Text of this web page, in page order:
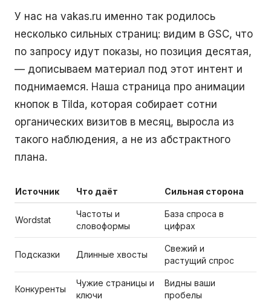
У нас на vakas.ru именно так родилось
несколько сильных страниц: видим в GSC, что
по запросу идут показы, но позиция десятая,
— дописываем материал под этот интент и
поднимаемся. Наша страница про анимации
кнопок в Tilda, которая собирает сотни
органических визитов в месяц, выросла из
такого наблюдения, а не из абстрактного
плана.
Источник Что даёт Сильная сторона
Wordstat
Частоты и
словоформы
База спроса в
цифрах
Подсказки Длинные хвосты
Свежий и
растущий спрос
Конкуренты
Чужие страницы и
ключи
Видны ваши
пробелы